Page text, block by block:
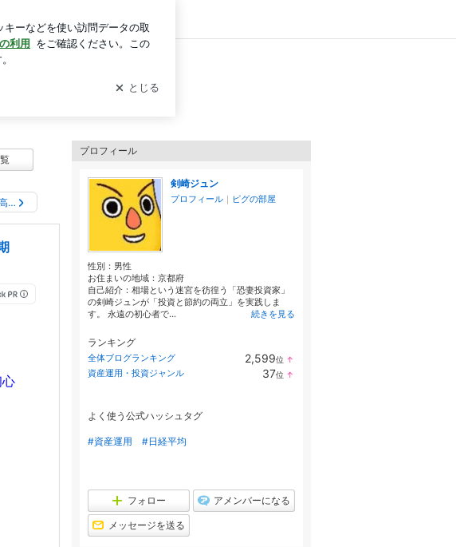
）
ログイン
…
プロフィール
剣崎ジュン
プロフィール ｜ ピグの部屋
性別： 男性
お住まいの地域： 京都府
自己紹介：相場という迷宮を彷徨う「恐妻投資家」
の剣崎ジュンが「投資と節約の両立」を実践しま
す。 永遠の初心者で...
続きを見る
ランキング
全体ブログランキング 2,599位 ↑
資産運用・投資ジャンル 37位 ↑
よく使う公式ハッシュタグ
#資産運用 #日経平均
フォロー アメンバーになる
メッセージを送る